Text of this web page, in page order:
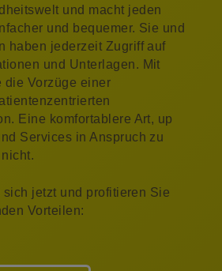
und macht jeden
und bequemer. Sie und
haben jederzeit Zugriff auf
und Unterlagen. Mit
die Vorzüge einer
Eine komfortablere Art, up
Services in Anspruch zu
sich jetzt und profitieren Sie
Vorteilen: